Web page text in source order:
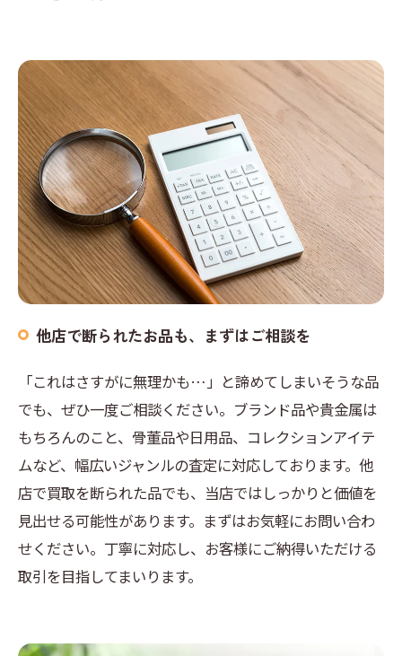
他店で断られたお品も、まずはご相談を
「これはさすがに無理かも…」と諦めてしまいそうな品
でも、ぜひ一度ご相談ください。ブランド品や貴金属は
もちろんのこと、骨董品や日用品、コレクションアイテ
ムなど、幅広いジャンルの査定に対応しております。他
店で買取を断られた品でも、当店ではしっかりと価値を
見出せる可能性があります。まずはお気軽にお問い合わ
せください。丁寧に対応し、お客様にご納得いただける
取引を目指してまいります。